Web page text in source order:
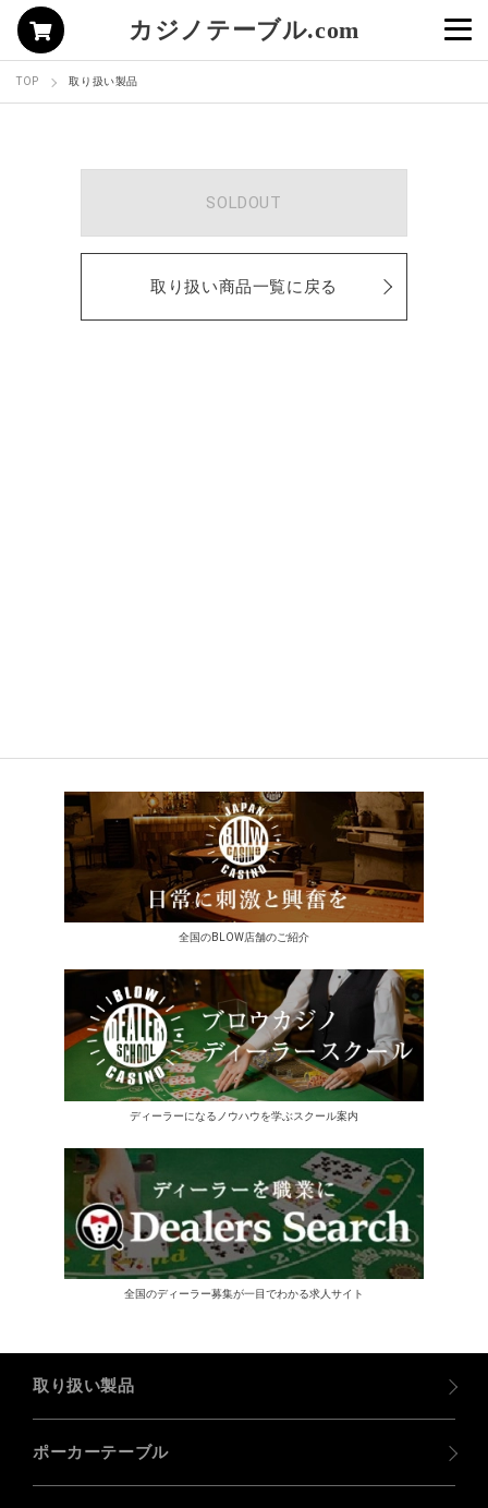
カジノテーブル.com
TOP 取り扱い製品
SOLDOUT
取り扱い商品一覧に戻る
全国のBLOW店舗のご紹介
ディーラーになるノウハウを学ぶスクール案内
全国のディーラー募集が一目でわかる求人サイト
取り扱い製品
ポーカーテーブル